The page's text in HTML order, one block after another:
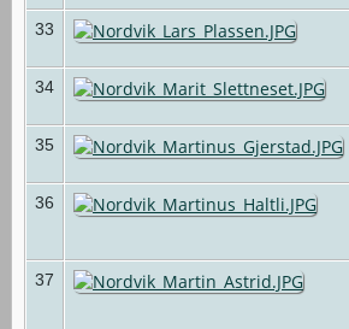
33
34
35
36
37